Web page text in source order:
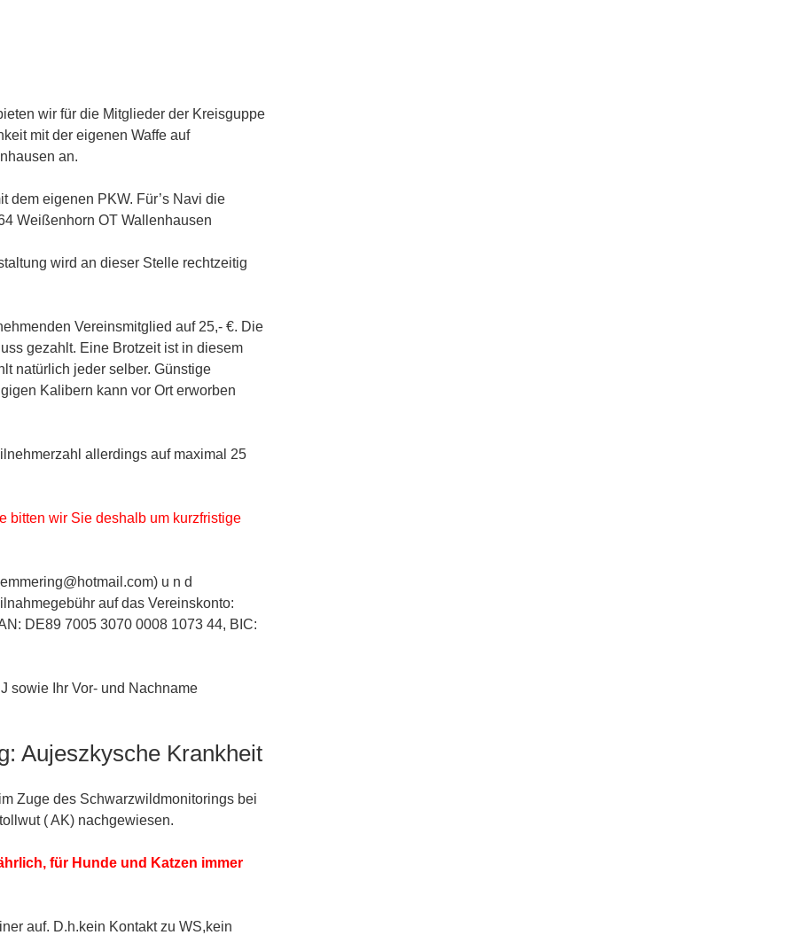
wir für die Mitglieder der Kreisguppe
mit der eigenen Waffe auf
an.
dem eigenen PKW. Für’s Navi die
Weißenhorn OT Wallenhausen
wird an dieser Stelle rechtzeitig
Vereinsmitglied auf 25,- €. Die
gezahlt. Eine Brotzeit ist in diesem
natürlich jeder selber. Günstige
Kalibern kann vor Ort erworben
allerdings auf maximal 25
bitten wir Sie deshalb um kurzfristige
u n d
auf das Vereinskonto:
DE89 7005 3070 0008 1073 44, BIC:
sowie Ihr Vor- und Nachname
Aujeszkysche Krankheit
Zuge des Schwarzwildmonitorings bei
( AK) nachgewiesen.
für Hunde und Katzen immer
auf. D.h.kein Kontakt zu WS,kein